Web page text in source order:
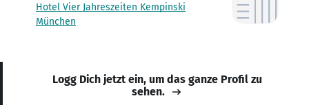
Hotel Vier Jahreszeiten Kempinski
München
Logg Dich jetzt ein, um das ganze Profil zu
sehen.